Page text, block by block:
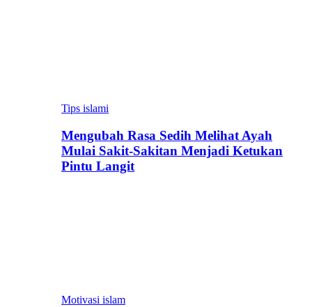
Tips islami
Mengubah Rasa Sedih Melihat Ayah
Mulai Sakit-Sakitan Menjadi Ketukan
Pintu Langit
Motivasi islam